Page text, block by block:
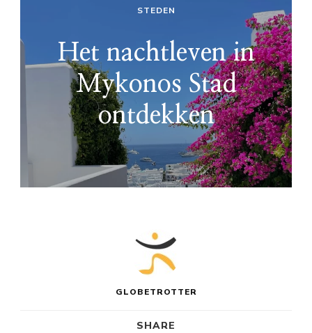
STEDEN
Het nachtleven in
Mykonos Stad
ontdekken
GLOBETROTTER
SHARE